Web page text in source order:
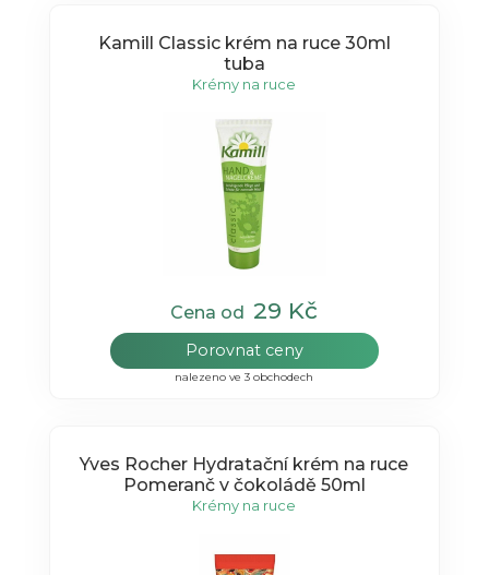
Kamill Classic krém na ruce 30ml
tuba
Krémy na ruce
Cena od29 Kč
Porovnat ceny
nalezeno ve 3 obchodech
Yves Rocher Hydratační krém na ruce
Pomeranč v čokoládě 50ml
Krémy na ruce